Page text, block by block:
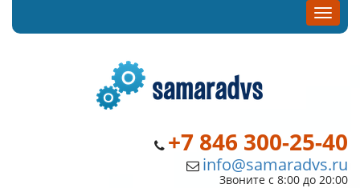
+7 846 300-25-40
info@samaradvs.ru
Звоните с 8:00 до 20:00